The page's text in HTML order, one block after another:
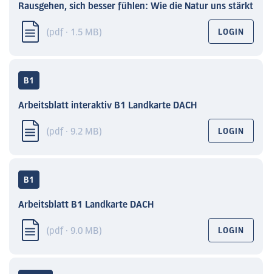
Rausgehen, sich besser fühlen: Wie die Natur uns stärkt
(pdf · 1.5 MB) LOGIN
B1
Arbeitsblatt interaktiv B1 Landkarte DACH
(pdf · 9.2 MB) LOGIN
B1
Arbeitsblatt B1 Landkarte DACH
(pdf · 9.0 MB) LOGIN